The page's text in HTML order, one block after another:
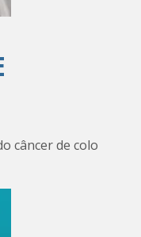
câncer de colo